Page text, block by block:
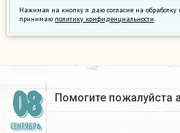
Нажимая на кнопку я даю согласие на
принимаю политику конфиденциальности.
08
СЕНТЯБРЬ
Помогите пожалуйста